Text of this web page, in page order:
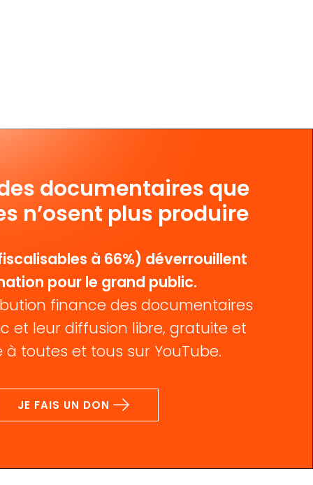
documentaires que
n’osent plus produire
à 66%) déverrouillent
pour le grand public.
finance des documentaires
et leur diffusion libre, gratuite et
à toutes et tous sur YouTube.
JE FAIS UN DON